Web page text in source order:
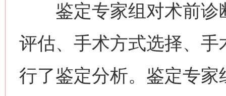
鉴定专家组对术前诊
评估、手术方式选择、
行了鉴定分析。鉴定专